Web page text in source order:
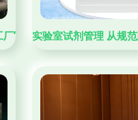
” 实验室试剂管理的创新实
实验室试剂管理 从规